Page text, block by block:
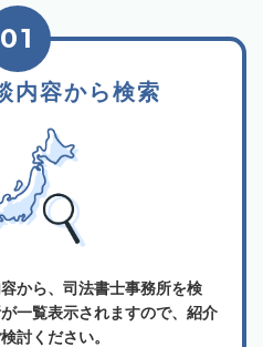
内容から検索
01
から、司法書士事務所を検
一覧表示されますので、紹介
討ください。